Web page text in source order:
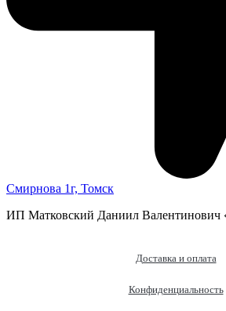
Смирнова 1г, Томск
ИП Матковский Даниил
Доставка и оплата
Конфиденциальность